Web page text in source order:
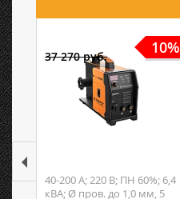
10%
37 270 руб.
40-200 А; 220 В; ПН 60%; 6,4
кВА; Ø пров. до 1,0 мм, 5